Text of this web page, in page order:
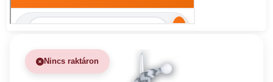
Nincs raktáron